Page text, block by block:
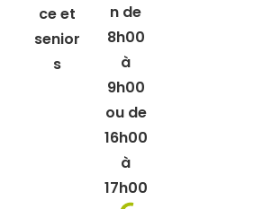
ce et
senior
s
n de
8h00
à
9h00
ou de
16h00
à
17h00